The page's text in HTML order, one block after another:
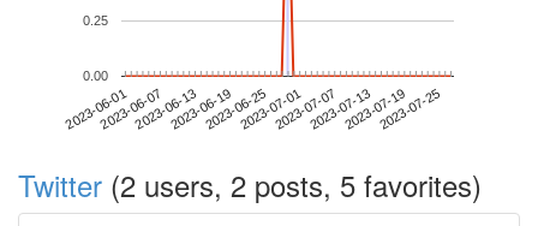
2023-06-012023-06-072023-06-132023-06-192023-06-252023-07-012023-07-072023-07-132023-07-192023-07-25
0.00
0.25
Twitter (2 users, 2 posts, 5 favorites)